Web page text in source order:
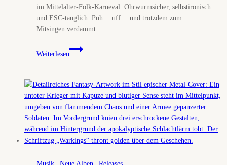
im Mittelalter-Folk-Karneval: Ohrwurmsicher, selbstironisch
und ESC-tauglich. Puh… uff… und trotzdem zum
Mitsingen verdammt.
Weiterlesen
Feuerschwanz
–
(Review)